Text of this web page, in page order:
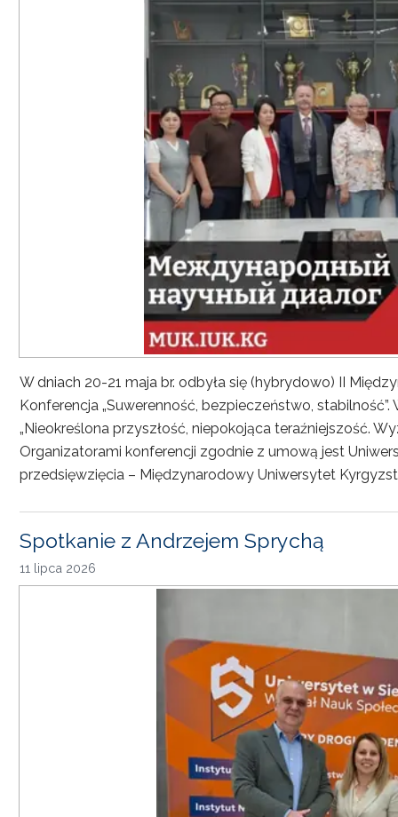
W dniach 20-21 maja br. odbyła się (hybrydowo) II
Konferencja „Suwerenność, bezpieczeństwo,
„Nieokreślona przyszłość, niepokojąca teraźniejszość.
Organizatorami konferencji zgodnie z umową jest
przedsięwzięcia – Międzynarodowy Uniwersytet
Spotkanie z Andrzejem Sprychą
11 lipca 2026